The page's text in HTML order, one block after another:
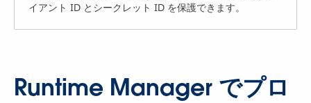
イアント ID とシークレット ID を保護できます。
Runtime Manager でプロ